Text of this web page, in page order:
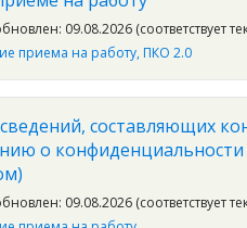
09.08.2026 (соответствует
приема на работу ПКО 2.0
составляющих
о
09.08.2026 (соответствует